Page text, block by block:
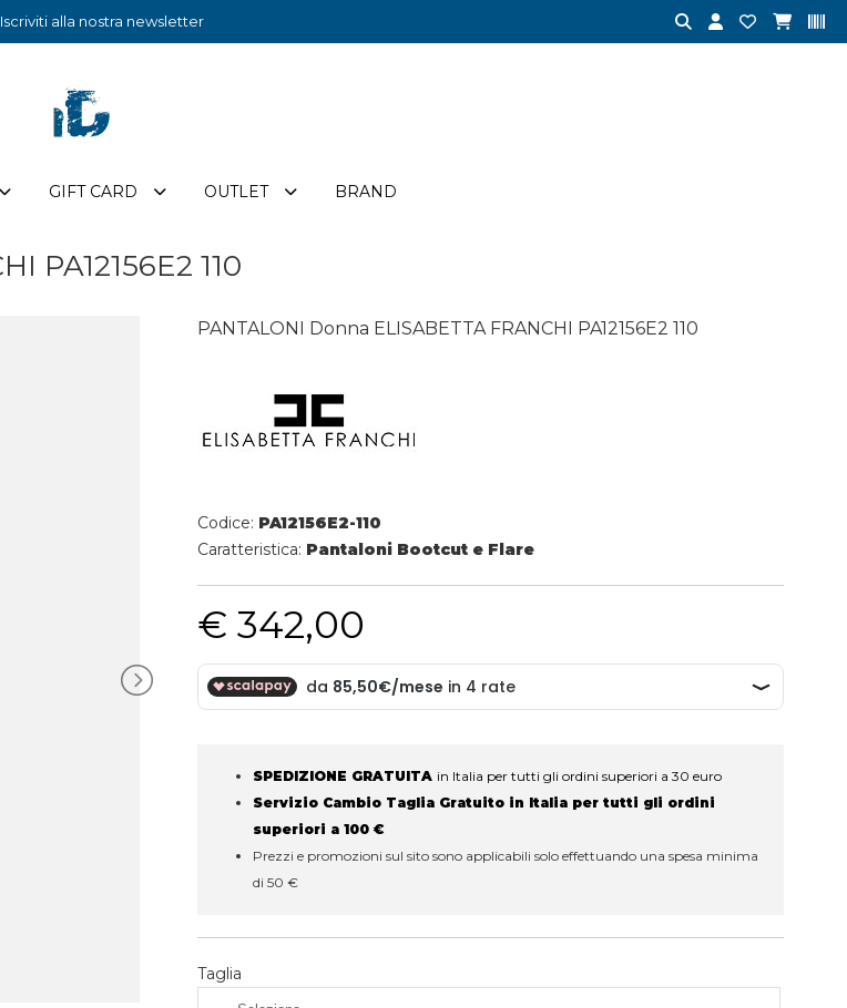
Iscriviti alla nostra newsletter
GIFT CARD OUTLET BRAND
PA12156E2 110
PANTALONI Donna ELISABETTA FRANCHI PA12156E2 110
Codice: PA12156E2-110
Caratteristica: Pantaloni Bootcut e Flare
€ 342,00
SPEDIZIONE GRATUITA in Italia per tutti gli ordini superiori a 30 euro
Servizio Cambio Taglia Gratuito in Italia per tutti gli ordini
superiori a 100 €
Prezzi e promozioni sul sito sono applicabili solo effettuando una spesa minima
di 50 €
Taglia